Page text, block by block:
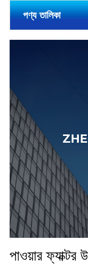
পণ্য তালিকা
পাওয়ার ফ্যাক্টর